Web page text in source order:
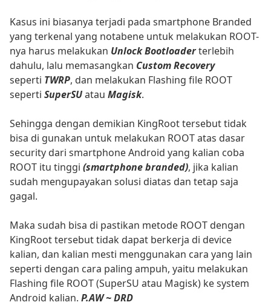
Kasus ini biasanya terjadi pada smartphone Branded
yang terkenal yang notabene untuk melakukan ROOT-
nya harus melakukan Unlock Bootloaderterlebih
dahulu, lalu memasangkan Custom Recovery
seperti TWRP, dan melakukan Flashing file ROOT
seperti SuperSUatau Magisk.
Sehingga dengan demikian KingRoot tersebut tidak
bisa di gunakan untuk melakukan ROOT atas dasar
security dari smartphone Android yang kalian coba
ROOT itu tinggi (smartphone branded), jika kalian
sudah mengupayakan solusi diatas dan tetap saja
gagal.
Maka sudah bisa di pastikan metode ROOT dengan
KingRoot tersebut tidak dapat berkerja di device
kalian, dan kalian mesti menggunakan cara yang lain
seperti dengan cara paling ampuh, yaitu melakukan
Flashing file ROOT (SuperSU atau Magisk) ke system
Android kalian. P.AW ~ DRD